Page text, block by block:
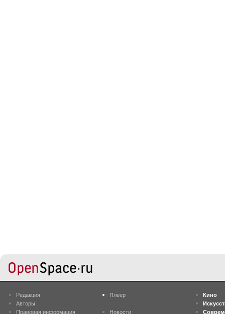
Редакция
Авторы
Правовая информация
Плеер
Новости
Кино